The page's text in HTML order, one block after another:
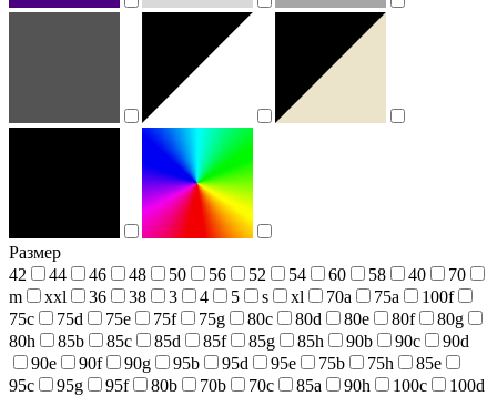
Размер
42
44 46 48 50 56 52 54 60 58 40
70
m
xxl 36 38 3 4 5 s xl 70a 75a
100f
75c
75d 75e 75f 75g 80c 80d 80e 80f
80g
80h
85b 85c 85d 85f 85g 85h 90b 90c
90d
90e
90f 90g 95b 95d 95e 75b 75h
85e
95c
95g 95f 80b 70b 70c 85a 90h 100c
100d